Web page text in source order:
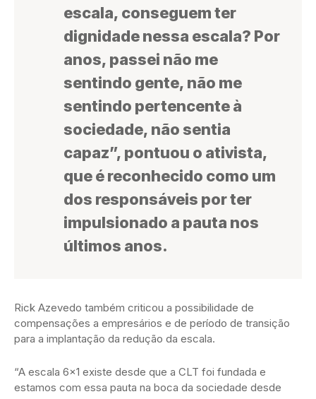
escala, conseguem ter
dignidade nessa escala? Por
anos, passei não me
sentindo gente, não me
sentindo pertencente à
sociedade, não sentia
capaz”, pontuou o ativista,
que é reconhecido como um
dos responsáveis por ter
impulsionado a pauta nos
últimos anos.
Rick Azevedo também criticou a possibilidade de
compensações a empresários e de período de transição
para a implantação da redução da escala.
“A escala 6×1 existe desde que a CLT foi fundada e
estamos com essa pauta na boca da sociedade desde